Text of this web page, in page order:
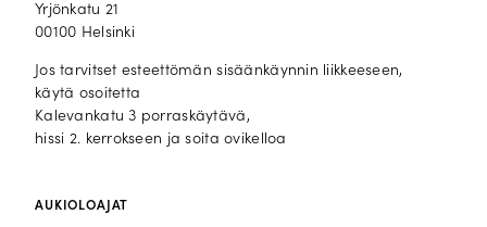
Yrjönkatu 21
00100 Helsinki
Jos tarvitset esteettömän sisäänkäynnin liikkeeseen,
käytä osoitetta
Kalevankatu 3 porraskäytävä,
hissi 2. kerrokseen ja soita ovikelloa
AUKIOLOAJAT